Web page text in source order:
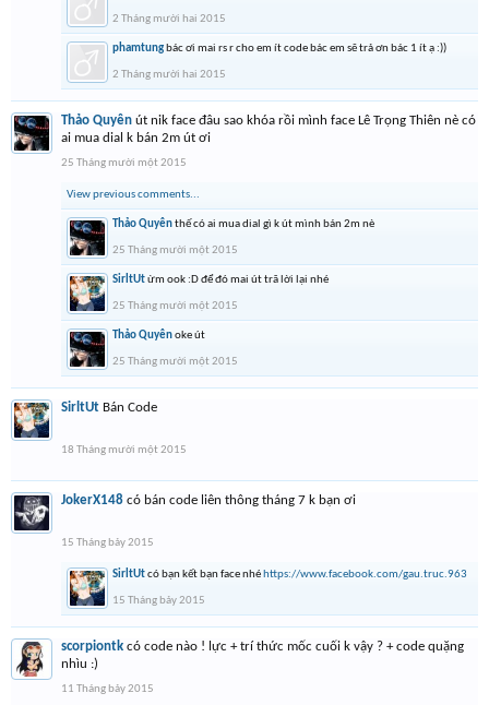
2 Tháng mười hai 2015
phamtung bác ơi mai rs r cho em ít code bác em sẽ trả ơn bác 1 ít ạ :))
2 Tháng mười hai 2015
Thảo Quyên út nik face đâu sao khóa rồi mình face Lê Trọng Thiên nè có
ai mua dial k bán 2m út ơi
25 Tháng mười một 2015
View previous comments...
Thảo Quyênthế có ai mua dial gì k út mình bán 2m nè
25 Tháng mười một 2015
SirltUtừm ook :D để đó mai út trã lời lại nhé
25 Tháng mười một 2015
Thảo Quyênoke út
25 Tháng mười một 2015
SirltUt Bán Code
18 Tháng mười một 2015
JokerX148 có bán code liên thông tháng 7 k bạn ơi
15 Tháng bảy 2015
SirltUtcó bạn kết bạn face nhé https://www.facebook.com/gau.truc.963
15 Tháng bảy 2015
scorpiontk có code nào ! lực + trí thức mốc cuối k vậy ? + code quặng
nhìu :)
11 Tháng bảy 2015